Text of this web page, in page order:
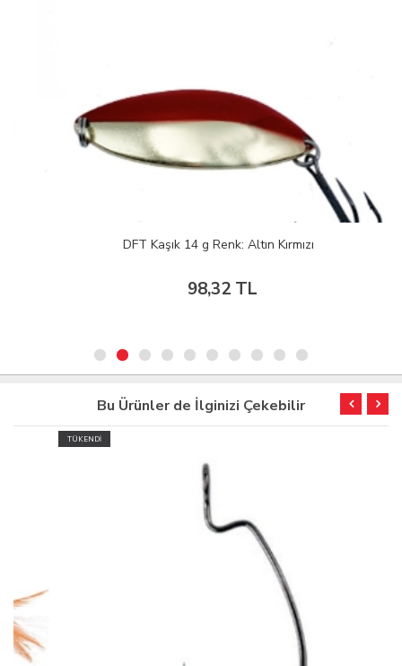
DFT Kaşık 14 g Renk: Altın Kırmızı
98,32 TL
Bu Ürünler de İlginizi Çekebilir